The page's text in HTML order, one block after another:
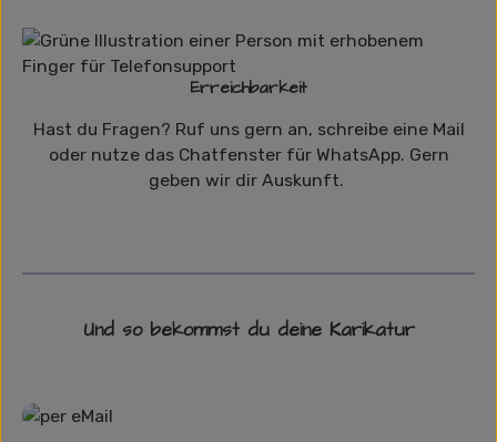
Erreichbarkeit
Hast du Fragen? Ruf uns gern an, schreibe eine Mail
oder nutze das Chatfenster für WhatsApp. Gern
geben wir dir Auskunft.
Und so bekommst du deine Karikatur